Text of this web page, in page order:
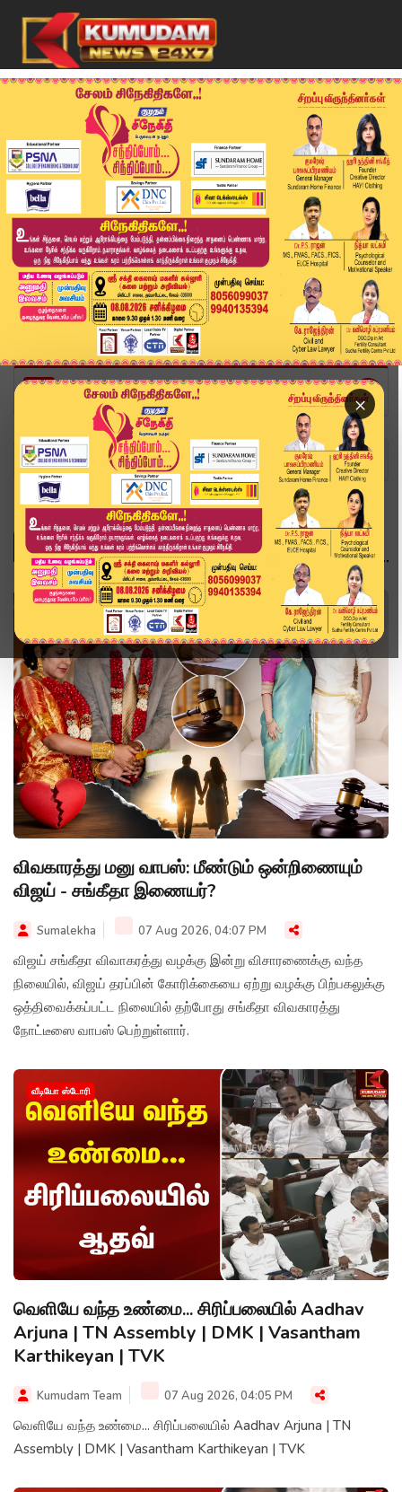
×
Home
விவகாரத்து மனு வாபஸ்: மீண்டும் ஒன்றிணையும்
விஜய் - சங்கீதா இணையர்?
Sumalekha 07 Aug 2026, 04:07 PM
விஜய் சங்கீதா விவாகரத்து வழக்கு இன்று விசாரணைக்கு வந்த
நிலையில், விஜய் தரப்பின் கோரிக்கையை ஏற்று வழக்கு பிற்பகலுக்கு
ஒத்திவைக்கப்பட்ட நிலையில் தற்போது சங்கீதா விவகாரத்து
நோட்டீஸை வாபஸ் பெற்றுள்ளார்.
வீடியோ ஸ்டோரி
வெளியே வந்த உண்மை... சிரிப்பலையில் Aadhav
Arjuna | TN Assembly | DMK | Vasantham
Karthikeyan | TVK
Kumudam Team 07 Aug 2026, 04:05 PM
வெளியே வந்த உண்மை... சிரிப்பலையில் Aadhav Arjuna | TN
Assembly | DMK | Vasantham Karthikeyan | TVK